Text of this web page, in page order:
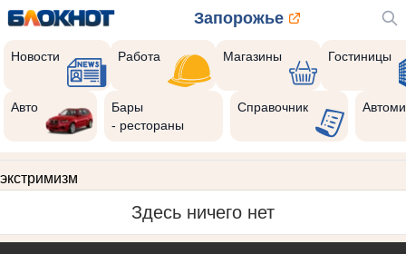
Запорожье
Новости Работа Магазины Гостиницы
Авто
Бары
- рестораны
Справочник
экстримизм
Здесь ничего нет